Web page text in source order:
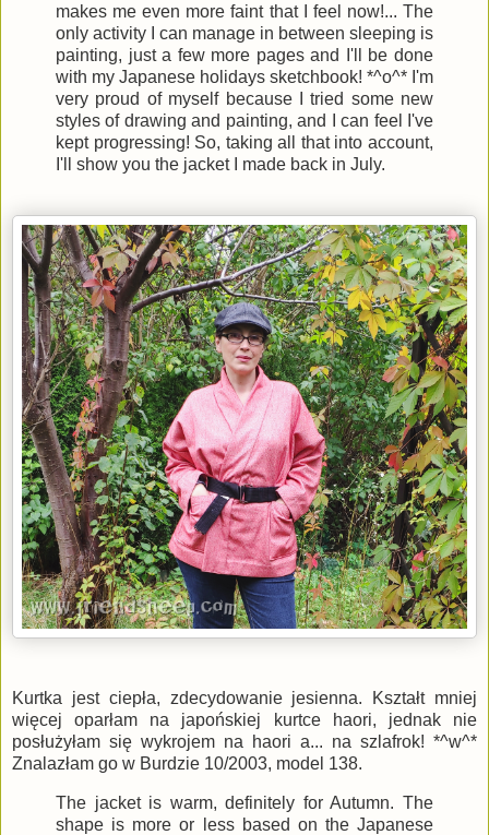
makes me even more faint that I feel now!... The
only activity I can manage in between sleeping is
painting, just a few more pages and I'll be done
with my Japanese holidays sketchbook! *^o^* I'm
very proud of myself because I tried some new
styles of drawing and painting, and I can feel I've
kept progressing! So, taking all that into account,
I'll show you the jacket I made back in July.
Kurtka jest ciepła, zdecydowanie jesienna. Kształt mniej
więcej oparłam na japońskiej kurtce haori, jednak nie
posłużyłam się wykrojem na haori a... na szlafrok! *^w^*
Znalazłam go w Burdzie 10/2003, model 138.
The jacket is warm, definitely for Autumn. The
shape is more or less based on the Japanese